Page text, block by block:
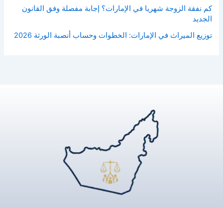
كم نفقة الزوجة شهريا في الإمارات؟ إجابة مفصلة وفق القانون
الجديد
توزيع الميراث في الإمارات: الخطوات وحساب أنصبة الورثة 2026